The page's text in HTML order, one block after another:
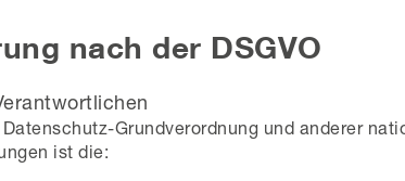
nach der DSGVO
Grundverordnung und anderer
ist die: